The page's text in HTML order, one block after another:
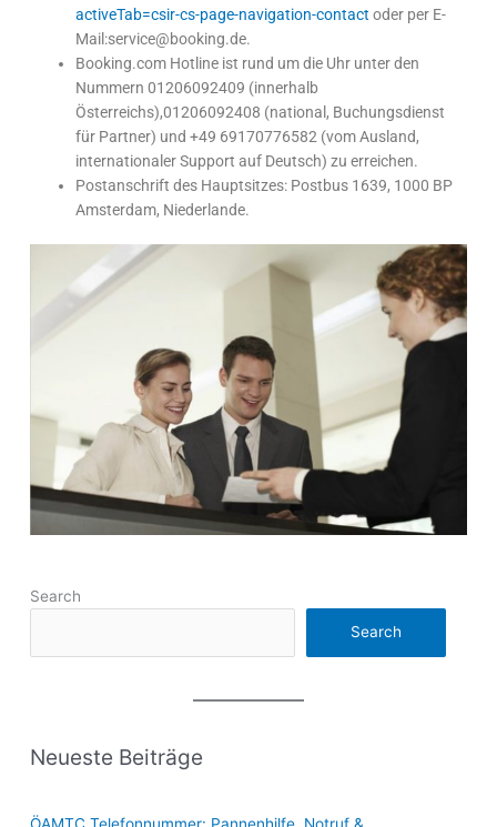
activeTab=csir-cs-page-navigation-contact oder per E-
Mail:service@booking.de.
Booking.com Hotline ist rund um die Uhr unter den
Nummern 01206092409 (innerhalb
Österreichs),01206092408 (national, Buchungsdienst
für Partner) und +49 69170776582 (vom Ausland,
internationaler Support auf Deutsch) zu erreichen.
Postanschrift des Hauptsitzes: Postbus 1639, 1000 BP
Amsterdam, Niederlande.
Search
Search
Neueste Beiträge